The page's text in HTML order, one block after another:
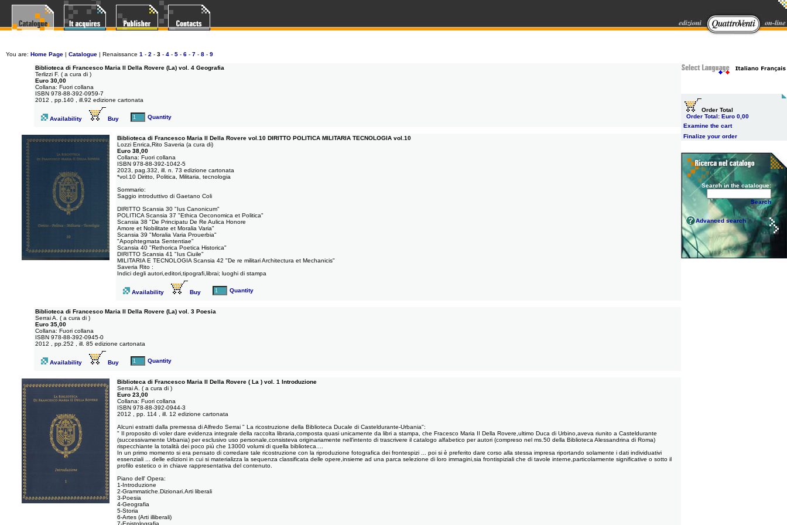
You are: Home Page | Catalogue | Renaissance 1 - 2 - 3 - 4 - 5 - 6 - 7 - 8 - 9
Biblioteca di Francesco Maria II Della Rovere (La) vol. 4 Geografia
Terlizzi F. ( a cura di )
Euro 30,00
Collana: Fuori collana
ISBN 978-88-392-0959-7
2012 , pp.140 , ill.92 edizione cartonata
Availability Buy Quantity
Biblioteca di Francesco Maria II Della Rovere vol.10 DIRITTO POLITICA MILITARIA TECNOLOGIA vol.10
Lozzi Enrica,Rito Saveria (a cura di)
Euro 38,00
Collana: Fuori collana
ISBN 978-88-392-1042-5
2023, pag.332, ill. n. 73 edizione cartonata
*vol.10 Diritto, Politica, Militaria, tecnologia
Sommario:
Saggio introduttivo di Gaetano Coli
DIRITTO Scansia 30 "Ius Canonicum"
POLITICA Scansia 37 "Ethica Oeconomica et Politica"
Scansia 38 "De Principatu De Re Aulica Honore
Amore et Nobilitate et Moralia Varia"
Scansia 39 "Moralia Varia Prouerbia"
"Apophtegmata Sententiae"
Scansia 40 "Rethorica Poetica Historica"
DIRITTO Scansia 41 "Ius Ciuile"
MILITARIA E TECNOLOGIA Scansia 42 "De re militari Architectura et Mechanicis"
Saveria Rito :
Indici degli autori,editori,tipografi,librai; luoghi di stampa
Availability Buy Quantity
Biblioteca di Francesco Maria II Della Rovere (La) vol. 3 Poesia
Serrai A. ( a cura di )
Euro 35,00
Collana: Fuori collana
ISBN 978-88-392-0945-0
2012 , pp.252 , ill. 85 edizione cartonata
Availability Buy Quantity
Biblioteca di Francesco Maria II Della Rovere ( La ) vol. 1 Introduzione
Serrai A. ( a cura di )
Euro 23,00
Collana: Fuori collana
ISBN 978-88-392-0944-3
2012 , pp. 114 , ill. 12 edizione cartonata
Alcuni estratti dalla premessa di Alfredo Serrai " La ricostruzione della Biblioteca Ducale di Casteldurante-Urbania":
" Il proposito di voler dare evidenza integrale della raccolta libraria,composta quasi unicamente da libri a stampa, che Fracesco Maria II Della Rovere,ultimo Duca di Urbino,aveva riunito a Casteldurante
(successivamente Urbania) per esclusivo uso personale,consisteva originariamente nell'intento di trascrivere il catalogo alfabetico per autori (compreso nel ms.50 della Biblioteca Alessandrina di Roma)
rispecchiante la totalità dei poco più che 13000 volumi di quella biblioteca....
In un primo momento si era pensato di corredare tale ricostruzione con la riproduzione fotografica dei frontespizi ... poi si è preferito dare corso alla stessa impresa riportando solamente i dati individuativi
essenziali ... delle edizioni in cui si materializza la sequenza classificata delle opere,insieme ad una parca selezione di loro immagini,sia frontispiziali che di tavole interne,particolarmente significative o sotto il
profilo estetico o in chiave rappresentativa del contenuto.
Piano dell' Opera:
1-Introduzione
2-Grammatiche.Dizionari.Arti liberali
3-Poesia
4-Geografia
5-Storia
6-Artes (Arti illiberali)
7-Epistolografia
Order Total
Order Total: Euro 0,00
Examine the cart
Finalize your order
Search in the catalogue:
Search
Advanced search